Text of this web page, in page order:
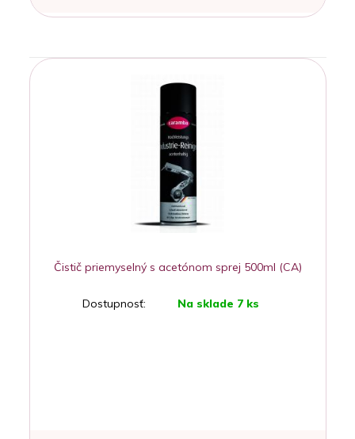
Čistič priemyselný s acetónom sprej 500ml (CA)
Dostupnosť: Na sklade 7 ks